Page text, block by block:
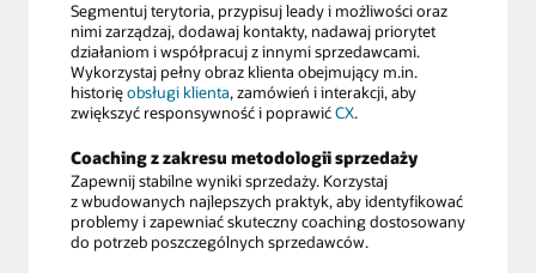
Segmentuj terytoria, przypisuj leady i możliwości oraz
nimi zarządzaj, dodawaj kontakty, nadawaj priorytet
działaniom i współpracuj z innymi sprzedawcami.
Wykorzystaj pełny obraz klienta obejmujący m.in.
historięobsługi klienta, zamówień i interakcji, aby
zwiększyć responsywność i poprawićCX.
Coaching z zakresu metodologii sprzedaży
Zapewnij stabilne wyniki sprzedaży. Korzystaj
z wbudowanych najlepszych praktyk, aby identyfikować
problemy i zapewniać skuteczny coaching dostosowany
do potrzeb poszczególnych sprzedawców.